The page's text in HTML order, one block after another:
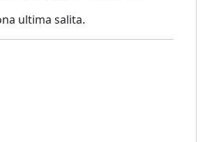
ultima salita.